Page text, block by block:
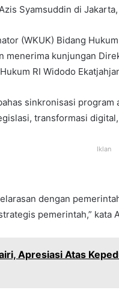
Syamsuddin di Jakarta,
(WKUK) Bidang
menerima kunjungan
RI Widodo
sinkronisasi program
transformasi
Iklan
dengan
pemerintah,” kata
Apresiasi Atas